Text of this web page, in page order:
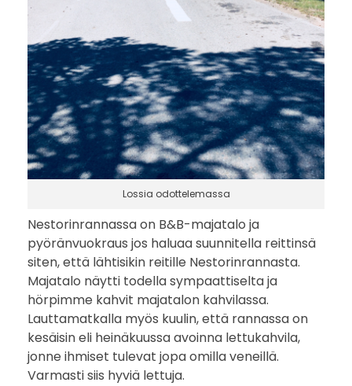
Lossia odottelemassa
Nestorinrannassa on B&B-majatalo ja
pyöränvuokraus jos haluaa suunnitella reittinsä
siten, että lähtisikin reitille Nestorinrannasta.
Majatalo näytti todella sympaattiselta ja
hörpimme kahvit majatalon kahvilassa.
Lauttamatkalla myös kuulin, että rannassa on
kesäisin eli heinäkuussa avoinna lettukahvila,
jonne ihmiset tulevat jopa omilla veneillä.
Varmasti siis hyviä lettuja.